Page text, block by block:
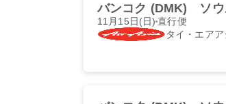
バンコク (DMK) ソ
11月15日(日)直行便
タイ・エアア